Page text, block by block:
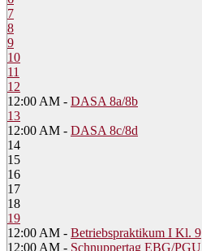
7
8
9
10
11
12
12:00 AM - DASA 8a/8b
13
12:00 AM - DASA 8c/8d
14
15
16
17
18
19
12:00 AM - Betriebspraktikum I Kl. 9
12:00 AM - Schnuppertag EBG/PGU